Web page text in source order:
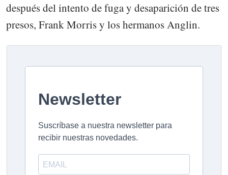
después del intento de fuga y desaparición de tres
presos, Frank Morris y los hermanos Anglin.